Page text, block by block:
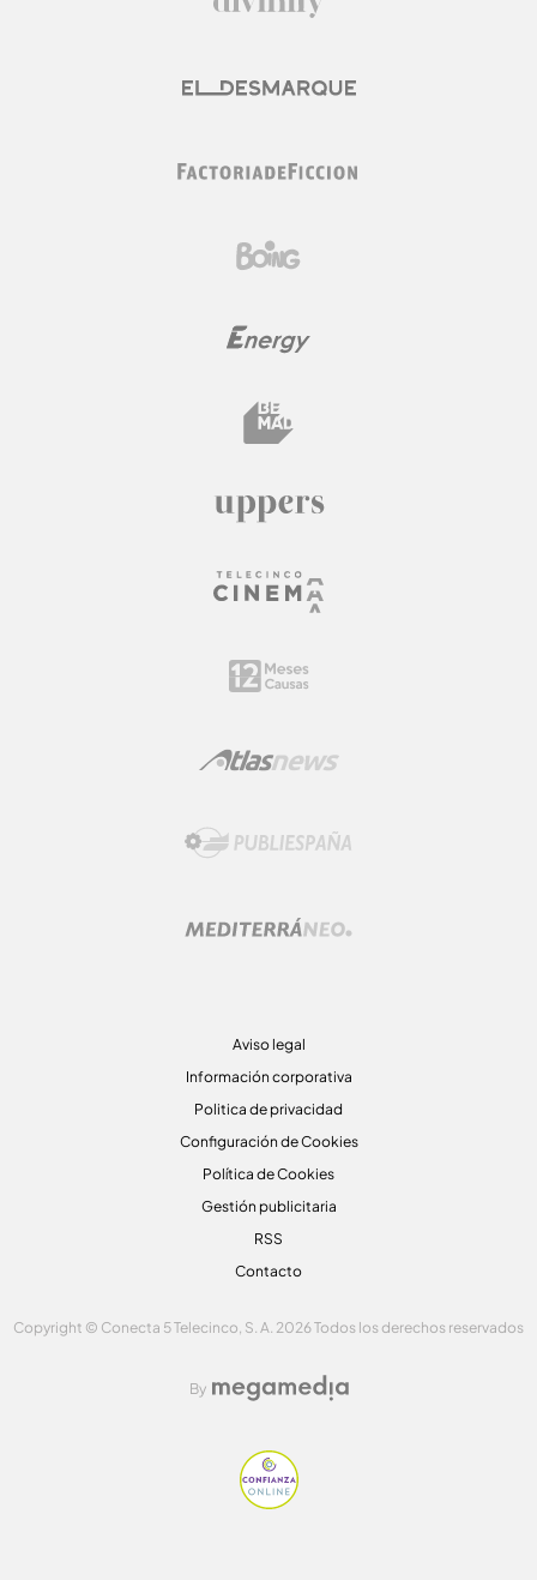
Aviso legal
Información corporativa
Politica de privacidad
Configuración de Cookies
Política de Cookies
Gestión publicitaria
RSS
Contacto
Copyright © Conecta 5 Telecinco, S. A. 2026 Todos los derechos reservados
By